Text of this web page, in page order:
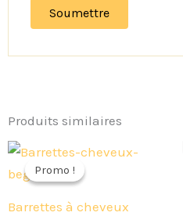
Produits similaires
Promo !
Promo !
Barrettes à cheveux
Le
initial
6,00 €.
Le
actuel
4,90 €.